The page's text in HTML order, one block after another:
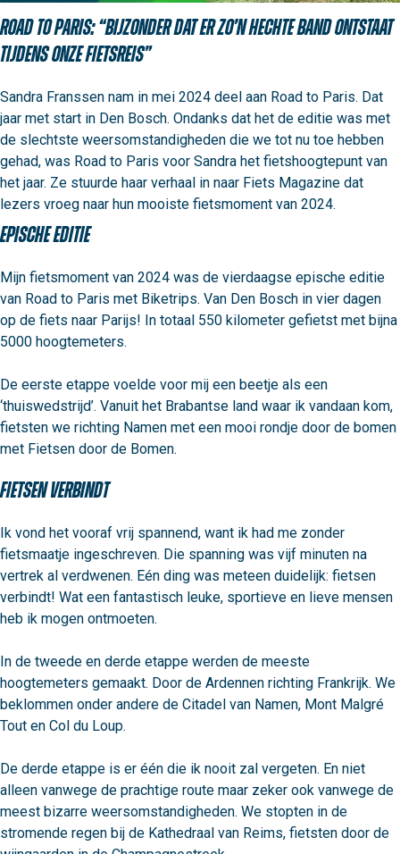
Road to Paris: “Bijzonder dat er zo’n hechte band ontstaat
tijdens onze fietsreis”
Sandra Franssen nam in mei 2024 deel aan Road to Paris. Dat
jaar met start in Den Bosch. Ondanks dat het de editie was met
de slechtste weersomstandigheden die we tot nu toe hebben
gehad, was Road to Paris voor Sandra het fietshoogtepunt van
het jaar. Ze stuurde haar verhaal in naar Fiets Magazine dat
lezers vroeg naar hun mooiste fietsmoment van 2024.
Epische editie
Mijn fietsmoment van 2024 was de vierdaagse epische editie
van Road to Paris met Biketrips. Van Den Bosch in vier dagen
op de fiets naar Parijs! In totaal 550 kilometer gefietst met bijna
5000 hoogtemeters.
De eerste etappe voelde voor mij een beetje als een
‘thuiswedstrijd’. Vanuit het Brabantse land waar ik vandaan kom,
fietsten we richting Namen met een mooi rondje door de bomen
met Fietsen door de Bomen.
Fietsen verbindt
Ik vond het vooraf vrij spannend, want ik had me zonder
fietsmaatje ingeschreven. Die spanning was vijf minuten na
vertrek al verdwenen. Eén ding was meteen duidelijk: fietsen
verbindt! Wat een fantastisch leuke, sportieve en lieve mensen
heb ik mogen ontmoeten.
In de tweede en derde etappe werden de meeste
hoogtemeters gemaakt. Door de Ardennen richting Frankrijk. We
beklommen onder andere de Citadel van Namen, Mont Malgré
Tout en Col du Loup.
De derde etappe is er één die ik nooit zal vergeten. En niet
alleen vanwege de prachtige route maar zeker ook vanwege de
meest bizarre weersomstandigheden. We stopten in de
stromende regen bij de Kathedraal van Reims, fietsten door de